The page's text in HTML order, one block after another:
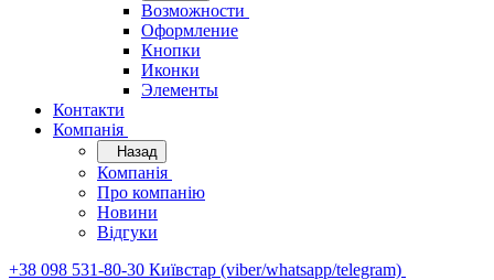
Возможности
Оформление
Кнопки
Иконки
Элементы
Контакти
Компанія
Назад
Компанія
Про компанію
Новини
Відгуки
+38 098 531-80-30 Київстар (viber/whatsapp/telegram)